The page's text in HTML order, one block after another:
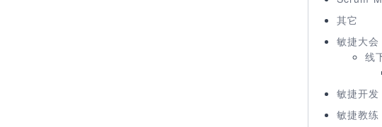
其它
敏捷大会
线
敏捷开发
敏捷教练